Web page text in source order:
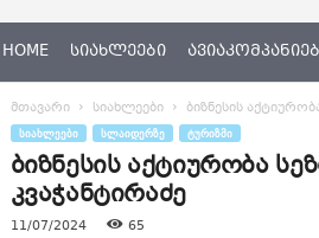
w
s
e
HOME ᲡᲘᲐᲮᲚᲔᲔᲑᲘ
მთავარი სიახლეები ბიზნესის
ᲡᲘᲐᲮᲚᲔᲔᲑᲘ ᲡᲚᲐᲘᲓᲔᲠᲖᲔ ᲢᲣᲠᲘᲖᲛᲘ
ბიზნესის აქტიურობა
კვაჭანტირაძე
11/07/2024 65